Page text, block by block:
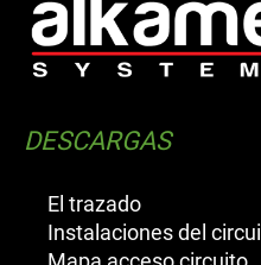
DESCARGAS
El trazado
Instalaciones del